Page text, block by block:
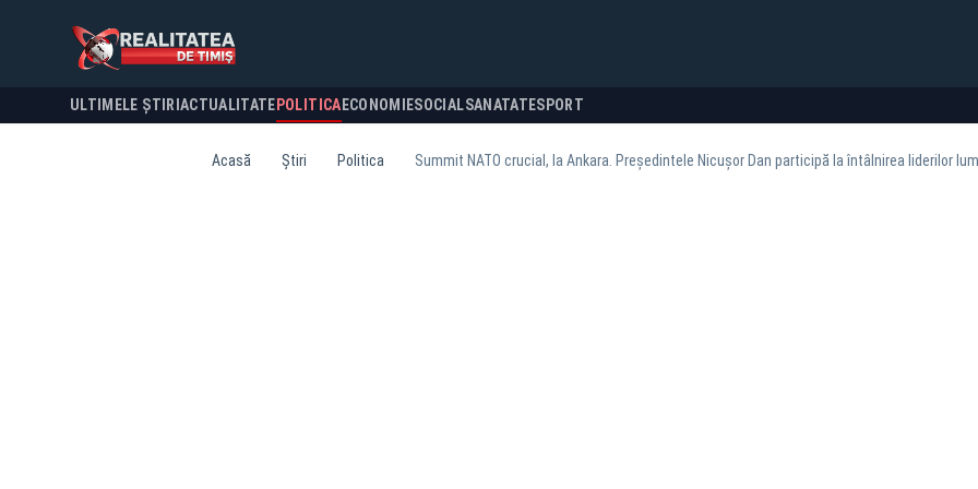
ULTIMELE ȘTIRI ACTUALITATE POLITICA ECONOMIESOCIALSANATATESPORT
Acasă Știri Politica Summit NATO crucial, la Ankara. Președintele Nicușor Dan participă la întâlnirea liderilor